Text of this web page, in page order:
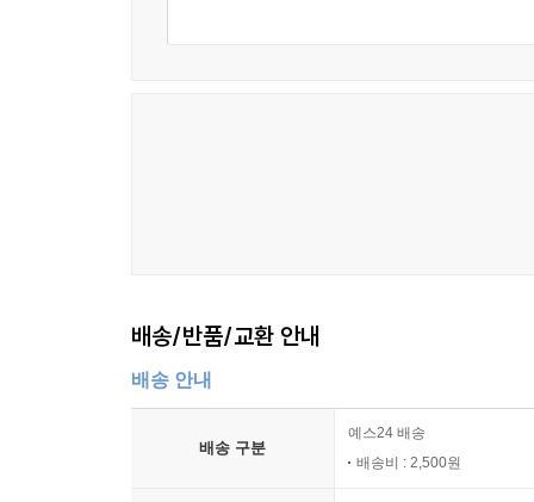
배송/반품/교환 안내
배송 안내
배송 구분
예스24 배송
배송비 : 2,500원